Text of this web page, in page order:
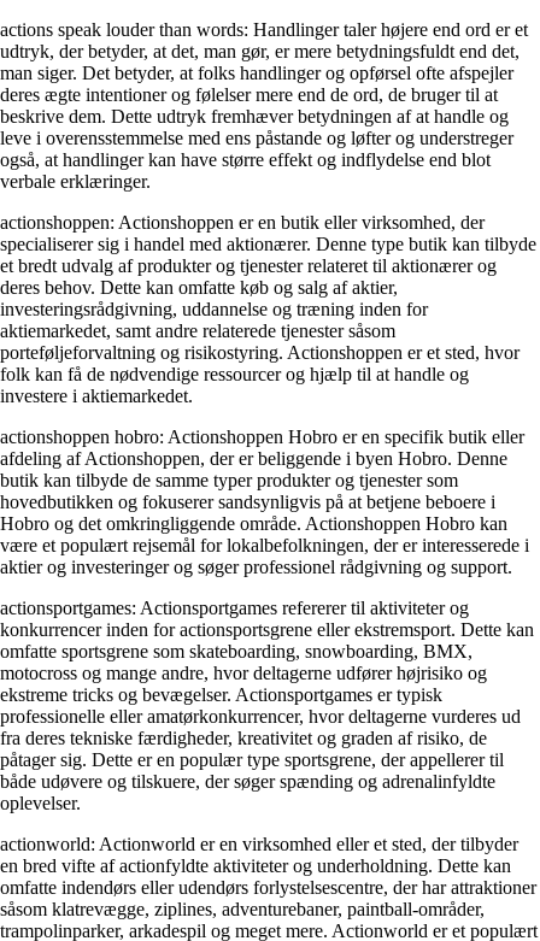
actions speak louder than words: Handlinger taler højere end ord er et
udtryk, der betyder, at det, man gør, er mere betydningsfuldt end det,
man siger. Det betyder, at folks handlinger og opførsel ofte afspejler
deres ægte intentioner og følelser mere end de ord, de bruger til at
beskrive dem. Dette udtryk fremhæver betydningen af at handle og
leve i overensstemmelse med ens påstande og løfter og understreger
også, at handlinger kan have større effekt og indflydelse end blot
verbale erklæringer.
actionshoppen: Actionshoppen er en butik eller virksomhed, der
specialiserer sig i handel med aktionærer. Denne type butik kan tilbyde
et bredt udvalg af produkter og tjenester relateret til aktionærer og
deres behov. Dette kan omfatte køb og salg af aktier,
investeringsrådgivning, uddannelse og træning inden for
aktiemarkedet, samt andre relaterede tjenester såsom
porteføljeforvaltning og risikostyring. Actionshoppen er et sted, hvor
folk kan få de nødvendige ressourcer og hjælp til at handle og
investere i aktiemarkedet.
actionshoppen hobro: Actionshoppen Hobro er en specifik butik eller
afdeling af Actionshoppen, der er beliggende i byen Hobro. Denne
butik kan tilbyde de samme typer produkter og tjenester som
hovedbutikken og fokuserer sandsynligvis på at betjene beboere i
Hobro og det omkringliggende område. Actionshoppen Hobro kan
være et populært rejsemål for lokalbefolkningen, der er interesserede i
aktier og investeringer og søger professionel rådgivning og support.
actionsportgames: Actionsportgames refererer til aktiviteter og
konkurrencer inden for actionsportsgrene eller ekstremsport. Dette kan
omfatte sportsgrene som skateboarding, snowboarding, BMX,
motocross og mange andre, hvor deltagerne udfører højrisiko og
ekstreme tricks og bevægelser. Actionsportgames er typisk
professionelle eller amatørkonkurrencer, hvor deltagerne vurderes ud
fra deres tekniske færdigheder, kreativitet og graden af ​​risiko, de
påtager sig. Dette er en populær type sportsgrene, der appellerer til
både udøvere og tilskuere, der søger spænding og adrenalinfyldte
oplevelser.
actionworld: Actionworld er en virksomhed eller et sted, der tilbyder
en bred vifte af actionfyldte aktiviteter og underholdning. Dette kan
omfatte indendørs eller udendørs forlystelsescentre, der har attraktioner
såsom klatrevægge, ziplines, adventurebaner, paintball-områder,
trampolinparker, arkadespil og meget mere. Actionworld er et populært